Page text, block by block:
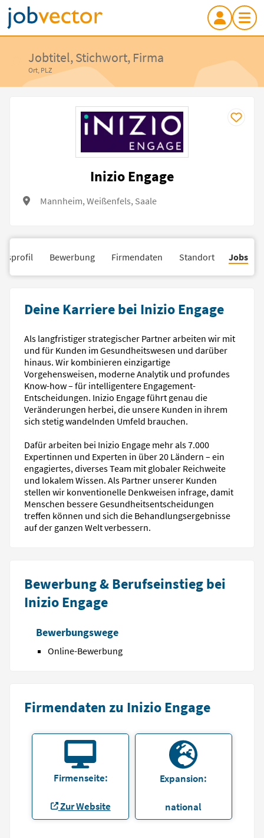
Jobtitel, Stichwort, Firma
Ort, PLZ
Inizio Engage
Mannheim, Weißenfels, Saale
Bewerbung Firmendaten Standort Jobs
Deine Karriere bei Inizio Engage
Als langfristiger strategischer Partner arbeiten wir mit
und für Kunden im Gesundheitswesen und darüber
hinaus. Wir kombinieren einzigartige
Vorgehensweisen, moderne Analytik und profundes
Know-how – für intelligentere Engagement-
Entscheidungen. Inizio Engage führt genau die
Veränderungen herbei, die unsere Kunden in ihrem
sich stetig wandelnden Umfeld brauchen.
Dafür arbeiten bei Inizio Engage mehr als 7.000
Expertinnen und Experten in über 20 Ländern – ein
engagiertes, diverses Team mit globaler Reichweite
und lokalem Wissen. Als Partner unserer Kunden
stellen wir konventionelle Denkweisen infrage, damit
Menschen bessere Gesundheitsentscheidungen
treffen können und sich die Behandlungsergebnisse
auf der ganzen Welt verbessern.
Bewerbung & Berufseinstieg bei
Inizio Engage
Bewerbungswege
Online-Bewerbung
Firmendaten zu Inizio Engage
Firmenseite:
Zur Website
Expansion:
national